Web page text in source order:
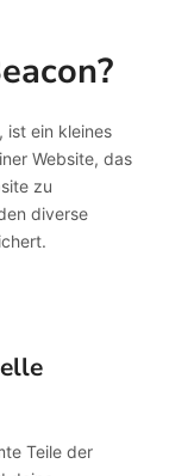
ist ein kleines
Website, das
zu
diverse
Teile der